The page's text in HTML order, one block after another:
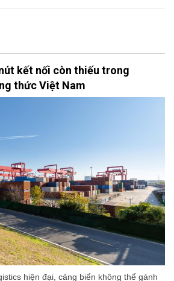
kết nối còn thiếu trong
thức Việt Nam
hiện đại, cảng biển không thể gánh